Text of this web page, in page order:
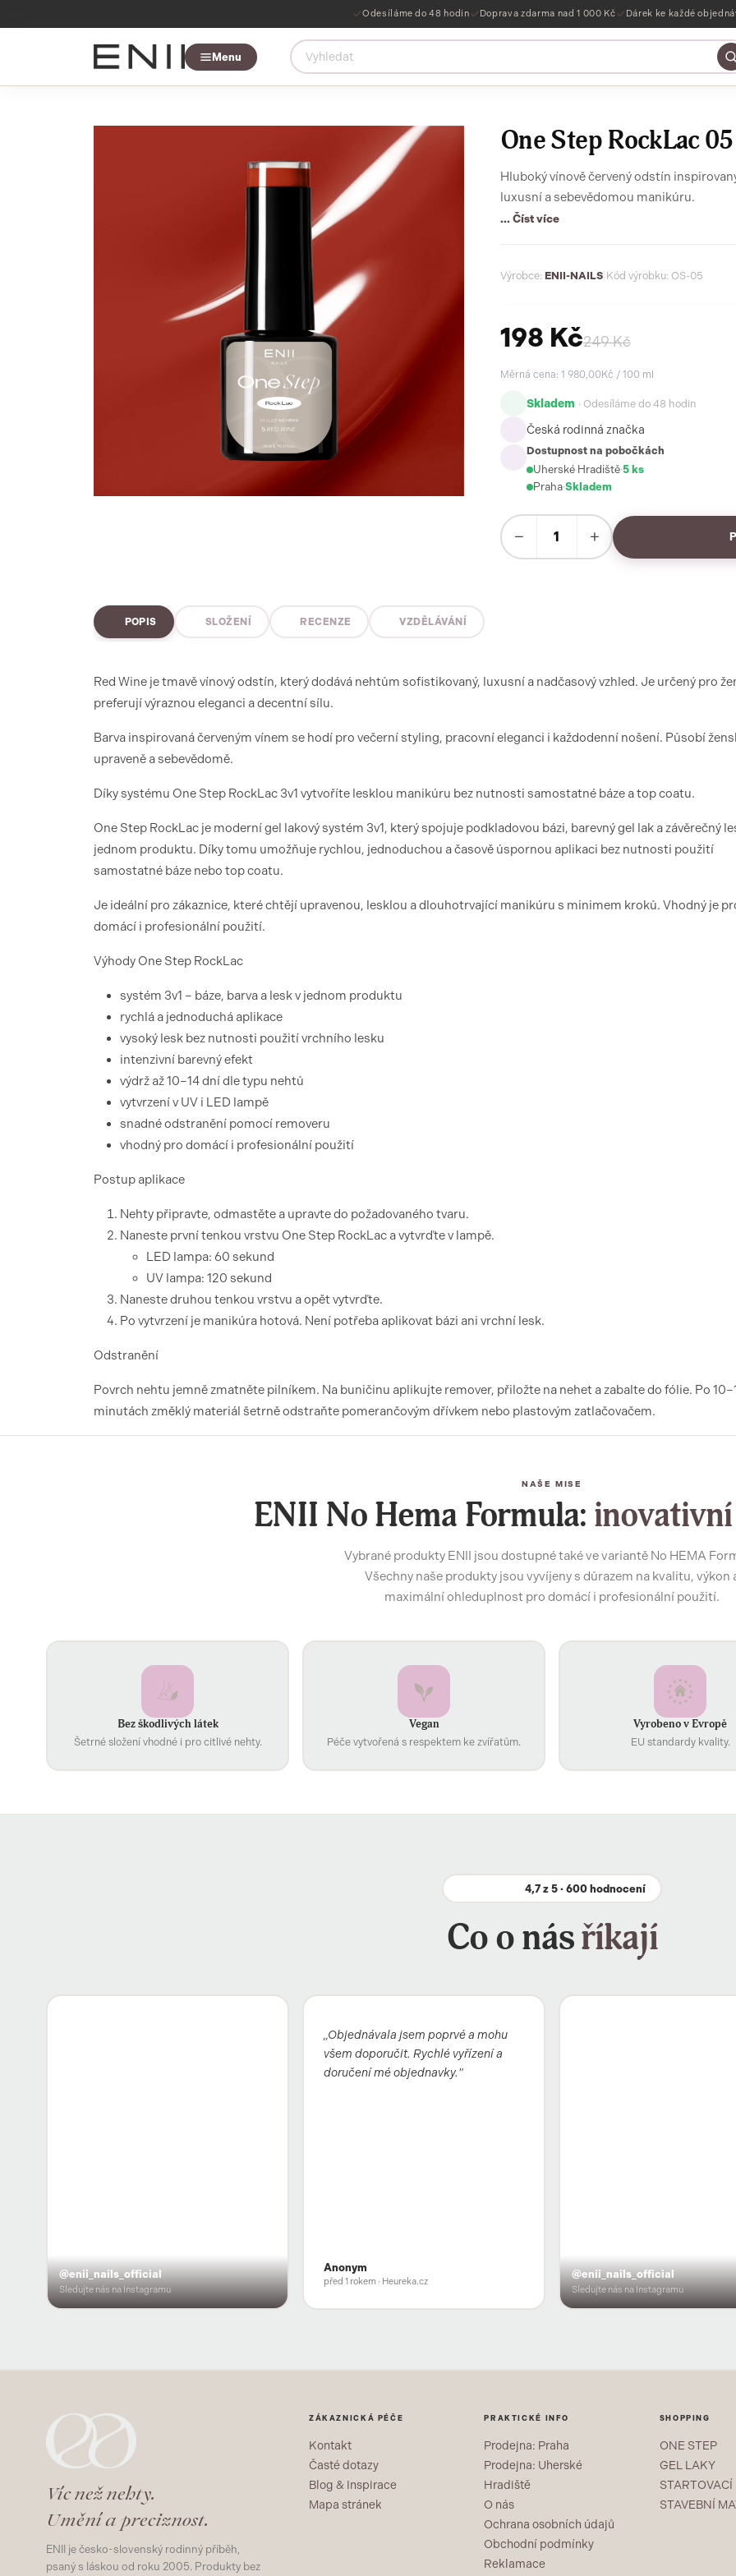
Odesíláme do 48 hodin Doprava zdarma nad 1 000 Kč Dárek ke každé
Menu
One Step RockLac
Hluboký vínově červený odstín
luxusní a sebevědomou manikúru.
... Číst více
Výrobce: ENII-NAILS Kód výrobku: OS-05
198 Kč249 Kč
Měrná cena: 1 980,00Kč / 100 ml
Skladem · Odesíláme do 48 hodin
Česká rodinná značka
Dostupnost na pobočkách
Uherské Hradiště·5 ks
Praha·Skladem
− +
POPIS SLOŽENÍ RECENZE VZDĚLÁVÁNÍ
Red Wine je tmavě vínový odstín, který dodává nehtům sofistikovaný, luxusní a nadčasový vzhled. Je určený pro
preferují výraznou eleganci a decentní sílu.
Barva inspirovaná červeným vínem se hodí pro večerní styling, pracovní eleganci i každodenní nošení. Působí
upraveně a sebevědomě.
Díky systému One Step RockLac 3v1 vytvoříte lesklou manikúru bez nutnosti samostatné báze a top coatu.
One Step RockLac je moderní gel lakový systém 3v1, který spojuje podkladovou bázi, barevný gel lak a závěrečný
jednom produktu. Díky tomu umožňuje rychlou, jednoduchou a časově úspornou aplikaci bez nutnosti použití
samostatné báze nebo top coatu.
Je ideální pro zákaznice, které chtějí upravenou, lesklou a dlouhotrvající manikúru s minimem kroků. Vhodný je
domácí i profesionální použití.
Výhody One Step RockLac
systém 3v1 – báze, barva a lesk v jednom produktu
rychlá a jednoduchá aplikace
vysoký lesk bez nutnosti použití vrchního lesku
intenzivní barevný efekt
výdrž až 10–14 dní dle typu nehtů
vytvrzení v UV i LED lampě
snadné odstranění pomocí removeru
vhodný pro domácí i profesionální použití
Postup aplikace
Nehty připravte, odmastěte a upravte do požadovaného tvaru.
Naneste první tenkou vrstvu One Step RockLac a vytvrďte v lampě.
LED lampa: 60 sekund
UV lampa: 120 sekund
Naneste druhou tenkou vrstvu a opět vytvrďte.
Po vytvrzení je manikúra hotová. Není potřeba aplikovat bázi ani vrchní lesk.
Odstranění
Povrch nehtu jemně zmatněte pilníkem. Na buničinu aplikujte remover, přiložte na nehet a zabalte do fólie. Po
minutách změklý materiál šetrně odstraňte pomerančovým dřívkem nebo plastovým zatlačovačem.
NAŠE MISE
ENII No Hema Formula:
Vybrané produkty ENII jsou dostupné také ve variantě No HEMA
Všechny naše produkty jsou vyvíjeny s důrazem na kvalitu, výkon
maximální ohleduplnost pro domácí i profesionální použití.
Bez škodlivých látek
Šetrné složení vhodné i pro citlivé nehty.
Vegan
Péče vytvořená s respektem ke zvířatům.
Vyrobeno v Evropě
EU standardy kvality.
4,7 z 5 · 600 hodnocení
Co o násříkají
@enii_nails_official
Sledujte nás na Instagramu
„Objednávala jsem poprvé a mohu
všem doporučit. Rychlé vyřízení a
doručení mé objednavky."
Anonym
před 1 rokem · Heureka.cz
@enii_nails_official
Sledujte nás na Instagramu
Víc než nehty.
Umění a preciznost.
ENII je česko-slovenský rodinný příběh,
psaný s láskou od roku 2005. Produkty bez
ZÁKAZNICKÁ PÉČE
Kontakt
Časté dotazy
Blog & Inspirace
Mapa stránek
PRAKTICKÉ INFO
Prodejna: Praha
Prodejna: Uherské
Hradiště
O nás
Ochrana osobních údajů
Obchodní podmínky
Reklamace
SHOPPING
ONE STEP
GEL LAKY
STARTOVACÍ
STAVEBNÍ